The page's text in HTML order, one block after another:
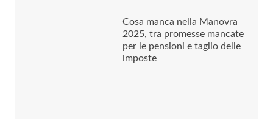
Cosa manca nella Manovra
2025, tra promesse mancate
per le pensioni e taglio delle
imposte